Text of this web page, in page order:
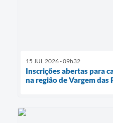
15 JUL 2026 - 09h32
Inscrições abertas para
na região de Vargem das